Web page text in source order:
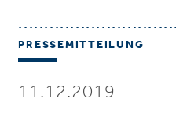
PRESSEMITTEILUNG
11.12.2019